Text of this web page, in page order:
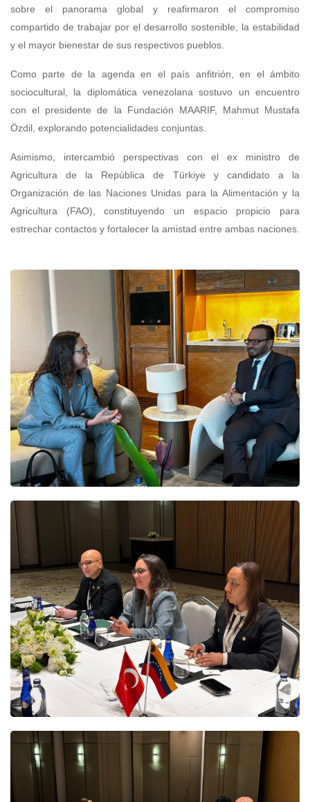
sobre el panorama global y reafirmaron el compromiso
compartido de trabajar por el desarrollo sostenible, la estabilidad
y el mayor bienestar de sus respectivos pueblos.
Como parte de la agenda en el país anfitrión, en el ámbito
sociocultural, la diplomática venezolana sostuvo un encuentro
con el presidente de la Fundación MAARIF, Mahmut Mustafa
Özdil, explorando potencialidades conjuntas.
Asimismo, intercambió perspectivas con el ex ministro de
Agricultura de la República de Türkiye y candidato a la
Organización de las Naciones Unidas para la Alimentación y la
Agricultura (FAO), constituyendo un espacio propicio para
estrechar contactos y fortalecer la amistad entre ambas naciones.